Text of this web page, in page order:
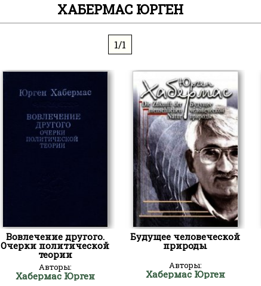
ХАБЕРМАС ЮРГЕН
1/1
Вовлечение другого.
Очерки политической
теории
Авторы:
Хабермас Юрген
Будущее человеческой
природы
Авторы:
Хабермас Юрген